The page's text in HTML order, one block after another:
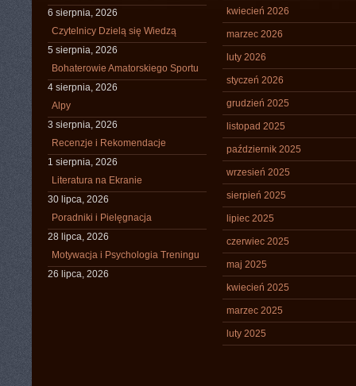
6 sierpnia, 2026
Czytelnicy Dzielą się Wiedzą
5 sierpnia, 2026
Bohaterowie Amatorskiego Sportu
4 sierpnia, 2026
Alpy
3 sierpnia, 2026
Recenzje i Rekomendacje
1 sierpnia, 2026
Literatura na Ekranie
30 lipca, 2026
Poradniki i Pielęgnacja
28 lipca, 2026
Motywacja i Psychologia Treningu
26 lipca, 2026
kwiecień 2026
marzec 2026
luty 2026
styczeń 2026
grudzień 2025
listopad 2025
październik 2025
wrzesień 2025
sierpień 2025
lipiec 2025
czerwiec 2025
maj 2025
kwiecień 2025
marzec 2025
luty 2025